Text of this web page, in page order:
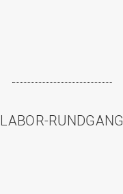
LABOR-RUNDGANG